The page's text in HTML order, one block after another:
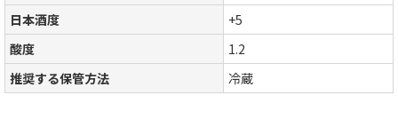
日本酒度
+5
酸度
1.2
推奨する保管方法
冷蔵